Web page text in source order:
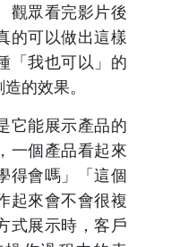
觀眾看完影片後
的可以做出這樣
「我也可以」的
的效果。
它能展示產品的
一個產品看起來
得會嗎」「這個
起來會不會很複
式展示時，客戶